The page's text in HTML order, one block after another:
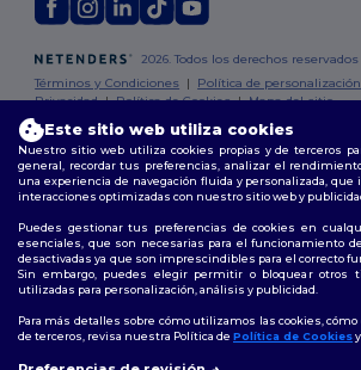
2026. Todos los derechos reservados
Términos y Condiciones | Política de personalización
Privacidad|Política de Cookies|Mapa del sitio
Madrid| Barcelona | Valencia|Seville |
Palma|Bilbao | Alicante
Este sitio web utiliza cookies
Nuestro sitio web utiliza cookies propias y de terceros
general, recordar tus preferencias, analizar el
una experiencia de navegación fluida y personalizada, que
interacciones optimizadas con nuestro sitio web y
Puedes gestionar tus preferencias de cookies en
esenciales, que son necesarias para el funcionamiento
desactivadas ya que son imprescindibles para el correcto
Sin embargo, puedes elegir permitir o bloquear otros
utilizadas para personalización, análisis y publicidad.
Para más detalles sobre cómo utilizamos las cookies, cómo
de terceros, revisa nuestra Política de Política de Cookiesy